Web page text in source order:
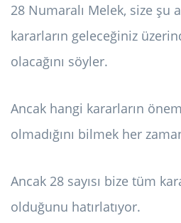
28 Numaralı Melek, size şu
kararların geleceğiniz
olacağını söyler.
Ancak hangi kararların
olmadığını bilmek her
Ancak 28 sayısı bize tüm
olduğunu hatırlatıyor.